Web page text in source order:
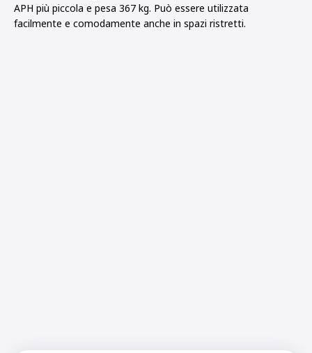
APH più piccola e pesa 367 kg. Può essere utilizzata
facilmente e comodamente anche in spazi ristretti.